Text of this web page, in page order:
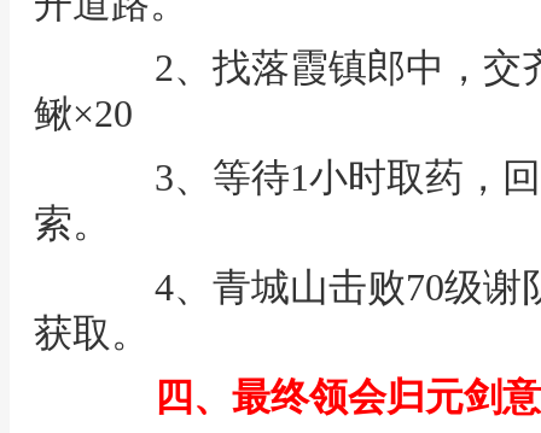
2、找落霞镇郎中，交
鳅×20
3、等待1小时取药，回
索。
4、青城山击败70级谢
获取。
四、最终领会归元剑意